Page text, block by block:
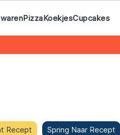
PizzaKoekjesCupcakes
Recept Spring Naar Recept